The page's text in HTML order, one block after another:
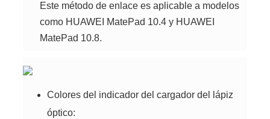
Este método de enlace es aplicable a modelos
como HUAWEI MatePad 10.4 y HUAWEI
MatePad 10.8.
Colores del indicador del cargador del lápiz
óptico: